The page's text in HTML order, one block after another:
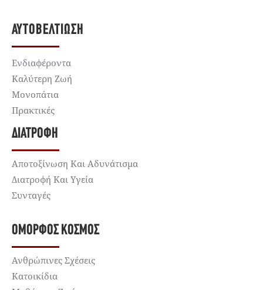
ΑΥΤΟΒΕΛΤΊΩΣΗ
Ενδιαφέροντα
Καλύτερη Ζωή
Μονοπάτια
Πρακτικές
ΔΙΑΤΡΟΦΉ
Αποτοξίνωση Και Αδυνάτισμα
Διατροφή Και Υγεία
Συνταγές
ΌΜΟΡΦΟΣ ΚΌΣΜΟΣ
Ανθρώπινες Σχέσεις
Κατοικίδια